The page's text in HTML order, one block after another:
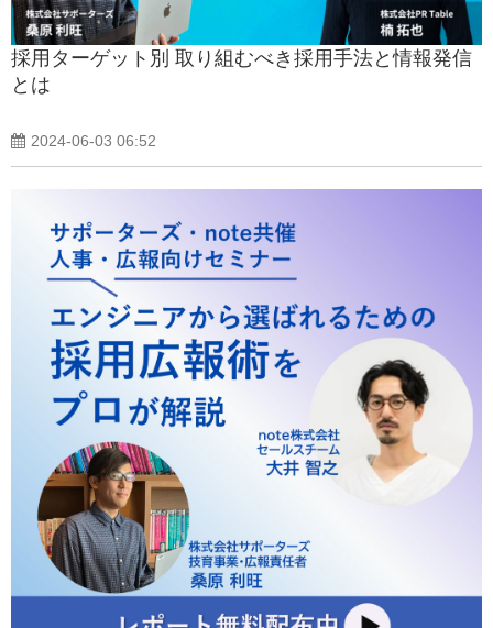
採用ターゲット別 取り組むべき採用手法と情報発信
とは
2024-06-03 06:52